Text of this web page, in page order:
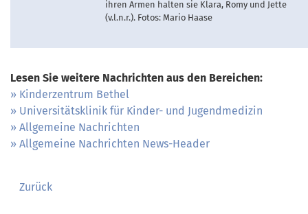
ihren Armen halten sie Klara, Romy und Jette
(v.l.n.r.). Fotos: Mario Haase
Lesen Sie weitere Nachrichten aus den Bereichen:
Kinderzentrum Bethel
Universitätsklinik für Kinder- und Jugendmedizin
Allgemeine Nachrichten
Allgemeine Nachrichten News-Header
Zurück